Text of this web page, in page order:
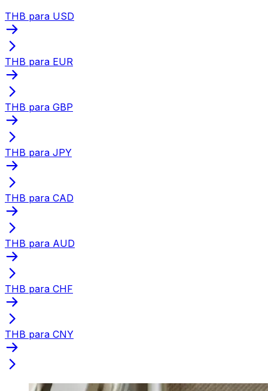
THB para USD
THB para EUR
THB para GBP
THB para JPY
THB para CAD
THB para AUD
THB para CHF
THB para CNY